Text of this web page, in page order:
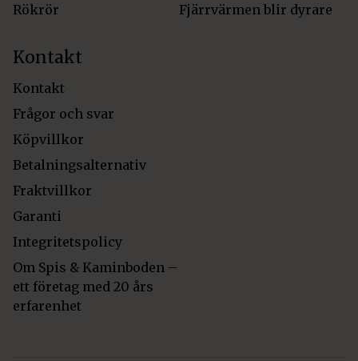
Rökrör
Fjärrvärmen blir dyrare
Kontakt
Kontakt
Frågor och svar
Köpvillkor
Betalningsalternativ
Fraktvillkor
Garanti
Integritetspolicy
Om Spis & Kaminboden –
ett företag med 20 års
erfarenhet